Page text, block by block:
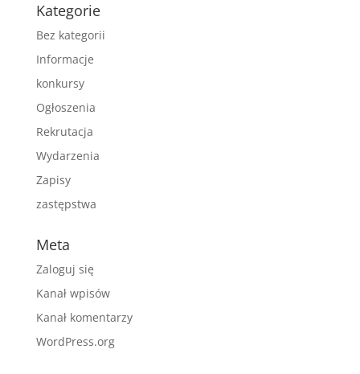
Kategorie
Bez kategorii
Informacje
konkursy
Ogłoszenia
Rekrutacja
Wydarzenia
Zapisy
zastępstwa
Meta
Zaloguj się
Kanał wpisów
Kanał komentarzy
WordPress.org